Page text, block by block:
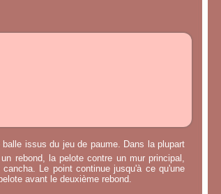
issus du jeu de paume. Dans la plupart
rebond, la pelote contre un mur principal,
Le point continue jusqu'à ce qu'une
avant le deuxième rebond.